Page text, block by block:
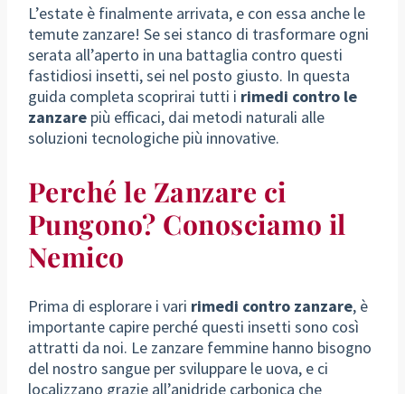
L’estate è finalmente arrivata, e con essa anche le
temute zanzare! Se sei stanco di trasformare ogni
serata all’aperto in una battaglia contro questi
fastidiosi insetti, sei nel posto giusto. In questa
guida completa scoprirai tutti i rimedi contro le
zanzarepiù efficaci, dai metodi naturali alle
soluzioni tecnologiche più innovative.
Perché le Zanzare ci
Pungono? Conosciamo il
Nemico
Prima di esplorare i vari rimedi contro zanzare, è
importante capire perché questi insetti sono così
attratti da noi. Le zanzare femmine hanno bisogno
del nostro sangue per sviluppare le uova, e ci
localizzano grazie all’anidride carbonica che